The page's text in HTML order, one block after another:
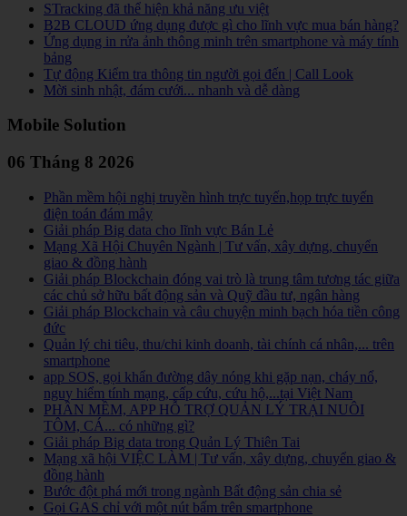
STracking đã thể hiện khả năng ưu việt
B2B CLOUD ứng dụng được gì cho lĩnh vực mua bán hàng?
Ứng dụng in rửa ảnh thông minh trên smartphone và máy tính
bảng
Tự động Kiểm tra thông tin người gọi đến | Call Look
Mời sinh nhật, đám cưới... nhanh và dễ dàng
Mobile Solution
06 Tháng 8 2026
Phần mềm hội nghị truyền hình trực tuyến,họp trực tuyến
điện toán đám mây
Giải pháp Big data cho lĩnh vực Bán Lẻ
Mạng Xã Hội Chuyên Ngành | Tư vấn, xây dựng, chuyển
giao & đồng hành
Giải pháp Blockchain đóng vai trò là trung tâm tương tác giữa
các chủ sở hữu bất động sản và Quỹ đầu tư, ngân hàng
Giải pháp Blockchain và câu chuyện minh bạch hóa tiền công
đức
Quản lý chi tiêu, thu/chi kinh doanh, tài chính cá nhân,... trên
smartphone
app SOS, gọi khẩn đường dây nóng khi gặp nạn, cháy nổ,
nguy hiểm tính mạng, cấp cứu, cứu hộ,...tại Việt Nam
PHẦN MỀM, APP HỖ TRỢ QUẢN LÝ TRẠI NUÔI
TÔM, CÁ... có những gì?
Giải pháp Big data trong Quản Lý Thiên Tai
Mạng xã hội VIỆC LÀM | Tư vấn, xây dựng, chuyển giao &
đồng hành
Bước đột phá mới trong ngành Bất động sản chia sẻ
Gọi GAS chỉ với một nút bấm trên smartphone